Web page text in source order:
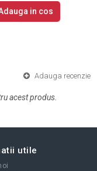
in cos
Adauga recenzie
acest produs.
utile